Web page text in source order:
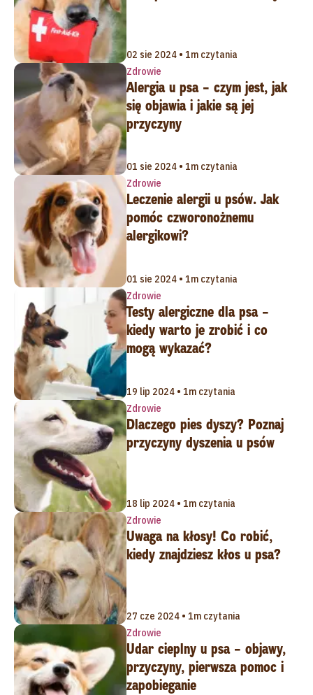
02 sie 2024 • 1m czytania
Zdrowie
Alergia u psa – czym jest, jak
się objawia i jakie są jej
przyczyny
01 sie 2024 • 1m czytania
Zdrowie
Leczenie alergii u psów. Jak
pomóc czworonożnemu
alergikowi?
01 sie 2024 • 1m czytania
Zdrowie
Testy alergiczne dla psa –
kiedy warto je zrobić i co
mogą wykazać?
19 lip 2024 • 1m czytania
Zdrowie
Dlaczego pies dyszy? Poznaj
przyczyny dyszenia u psów
18 lip 2024 • 1m czytania
Zdrowie
Uwaga na kłosy! Co robić,
kiedy znajdziesz kłos u psa?
27 cze 2024 • 1m czytania
Zdrowie
Udar cieplny u psa – objawy,
przyczyny, pierwsza pomoc i
zapobieganie